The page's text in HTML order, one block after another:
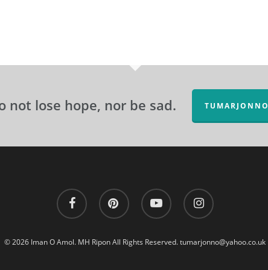
not lose hope, nor be sad. TUMARJONNO
facebook pinterest youtube instagram
© 2026 Iman O Amol. MH Ripon All Rights Reserved.tumarjonno@yahoo.co.uk